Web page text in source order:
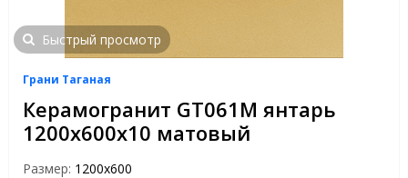
Быстрый просмотр
Грани Таганая
Керамогранит GT061M янтарь
1200х600х10 матовый
Размер: 1200х600